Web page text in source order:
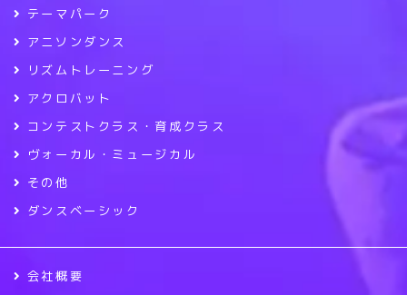
テーマパーク
アニソンダンス
リズムトレーニング
アクロバット
コンテストクラス・育成クラス
ヴォーカル・ミュージカル
その他
ダンスベーシック
会社概要